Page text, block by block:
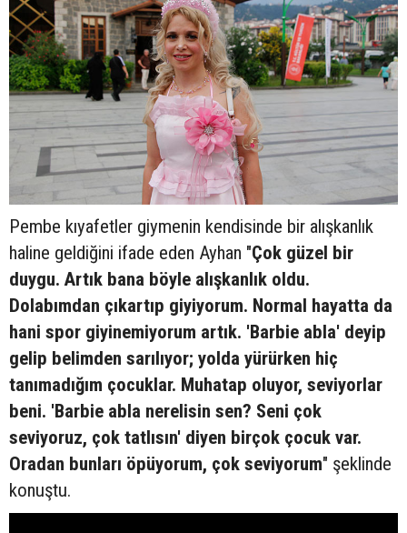
Pembe kıyafetler giymenin kendisinde bir alışkanlık
haline geldiğini ifade eden Ayhan "Çok güzel bir
duygu. Artık bana böyle alışkanlık oldu.
Dolabımdan çıkartıp giyiyorum. Normal hayatta da
hani spor giyinemiyorum artık. 'Barbie abla' deyip
gelip belimden sarılıyor; yolda yürürken hiç
tanımadığım çocuklar. Muhatap oluyor, seviyorlar
beni. 'Barbie abla nerelisin sen? Seni çok
seviyoruz, çok tatlısın' diyen birçok çocuk var.
Oradan bunları öpüyorum, çok seviyorum" şeklinde
konuştu.